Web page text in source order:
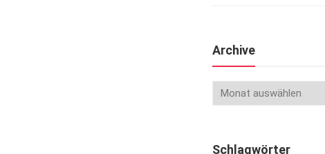
Archive
Schlagwörter